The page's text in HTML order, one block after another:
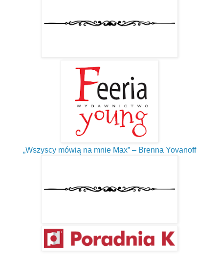
„Wszyscy mówią na mnie Max” – Brenna Yovanoff